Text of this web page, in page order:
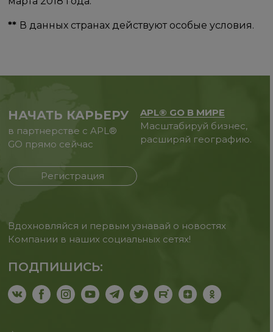
**​ В​ данных странах действуют особые условия.
НАЧАТЬ КАРЬЕРУ
в партнерстве с APL®
GO прямо сейчас
Регистрация
APL® GO В МИРЕ
Масштабируй бизнес,
расширяй географию.
Вдохновляйся и первым узнавай о новостях
Компании в наших социальных сетях!
ПОДПИШИСЬ: